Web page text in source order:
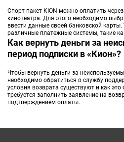
Спорт пакет KION можно оплатить
кинотеатра. Для этого необходимо
ввести данные своей банковской
различные платежные системы, такие
Как вернуть деньги за
период подписки в «Кион»?
Чтобы вернуть деньги за
необходимо обратиться в службу
условия возврата существуют и как
требуется заполнить заявление на
подтверждением оплаты.